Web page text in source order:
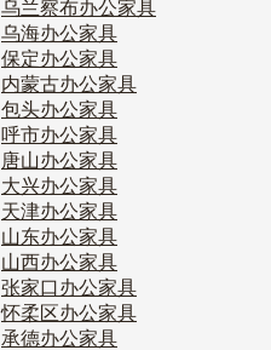
乌兰察布办公家具
乌海办公家具
保定办公家具
内蒙古办公家具
包头办公家具
呼市办公家具
唐山办公家具
大兴办公家具
天津办公家具
山东办公家具
山西办公家具
张家口办公家具
怀柔区办公家具
承德办公家具